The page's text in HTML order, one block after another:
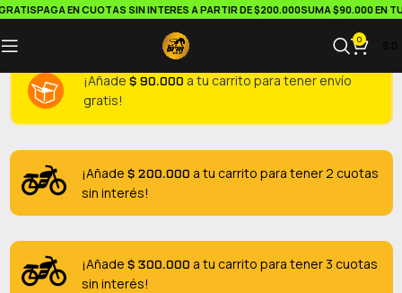
PAGA EN CUOTAS SIN INTERES A PARTIR DE $200.000SUMA $90.000 EN TU
0
¡Añade $90.000 a tu carrito para tener envío
gratis!
¡Añade $200.000 a tu carrito para tener 2 cuotas
sin interés!
¡Añade $300.000 a tu carrito para tener 3 cuotas
sin interés!